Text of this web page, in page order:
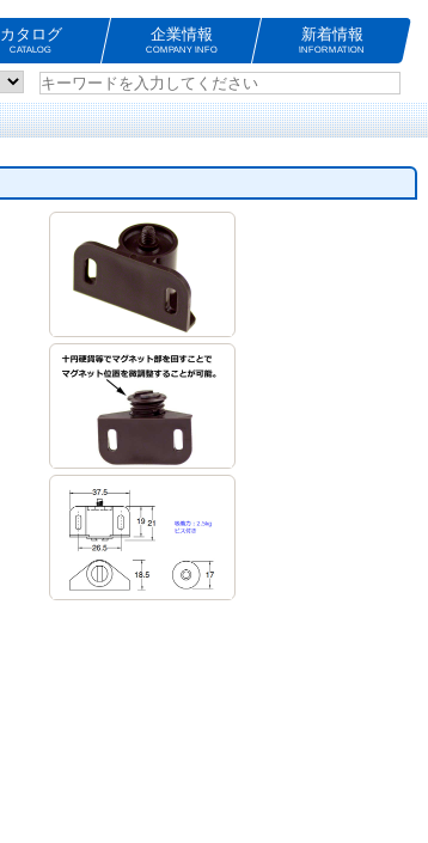
カタログ
CATALOG
企業情報
COMPANY INFO
新着情報
INFORMATION